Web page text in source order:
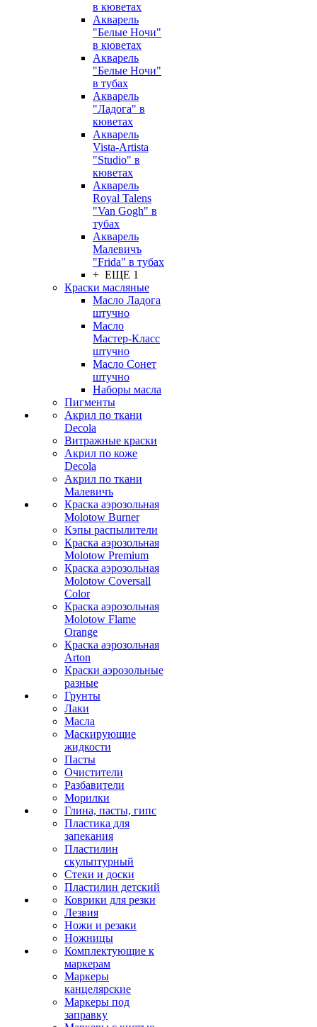
в кюветах
Акварель
"Белые Ночи"
в кюветах
Акварель
"Белые Ночи"
в тубах
Акварель
"Ладога" в
кюветах
Акварель
Vista-Artista
"Studio" в
кюветах
Акварель
Royal Talens
"Van Gogh" в
тубах
Акварель
Малевичъ
"Frida" в тубах
+ ЕЩЕ 1
Краски масляные
Масло Ладога
штучно
Масло
Мастер-Класс
штучно
Масло Сонет
штучно
Наборы масла
Пигменты
Акрил по ткани
Decola
Витражные краски
Акрил по коже
Decola
Акрил по ткани
Малевичъ
Краска аэрозольная
Molotow Burner
Кэпы распылители
Краска аэрозольная
Molotow Premium
Краска аэрозольная
Molotow Coversall
Color
Краска аэрозольная
Molotow Flame
Orange
Краска аэрозольная
Arton
Краски аэрозольные
разные
Грунты
Лаки
Масла
Маскирующие
жидкости
Пасты
Очистители
Разбавители
Морилки
Глина, пасты, гипс
Пластика для
запекания
Пластилин
скульптурный
Стеки и доски
Пластилин детский
Коврики для резки
Лезвия
Ножи и резаки
Ножницы
Комплектующие к
маркерам
Маркеры
канцелярские
Маркеры под
заправку